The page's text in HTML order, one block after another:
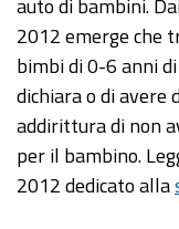
auto di bambini.
2012 emerge che
bimbi di 0-6 anni
dichiara o di
addirittura di non
per il bambino.
2012 dedicato alla